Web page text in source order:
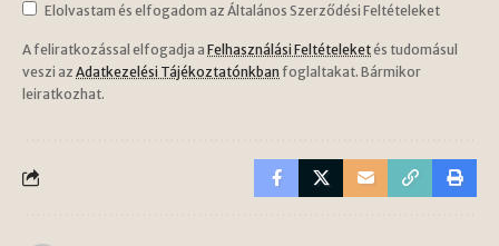
Elolvastam és elfogadom az Általános Szerződési Feltételeket
A feliratkozással elfogadja a Felhasználási Feltételeketés tudomásul
veszi az Adatkezelési Tájékoztatónkban foglaltakat. Bármikor
leiratkozhat.